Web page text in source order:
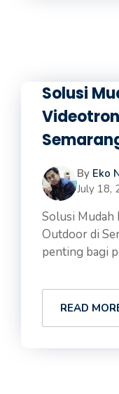
Solusi
By Eko
July 18,
Solusi Mudah
Outdoor di
penting bagi
READ